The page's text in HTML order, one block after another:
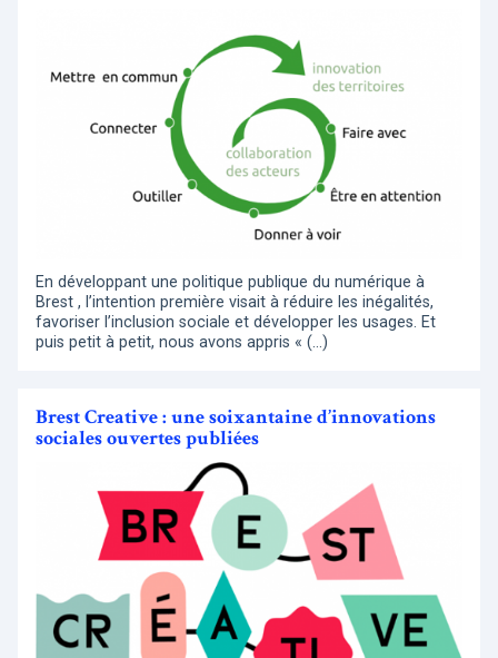
En développant une politique publique du numérique à
Brest , l’intention première visait à réduire les inégalités,
favoriser l’inclusion sociale et développer les usages. Et
puis petit à petit, nous avons appris « (…)
Brest Creative : une soixantaine d’innovations
sociales ouvertes publiées